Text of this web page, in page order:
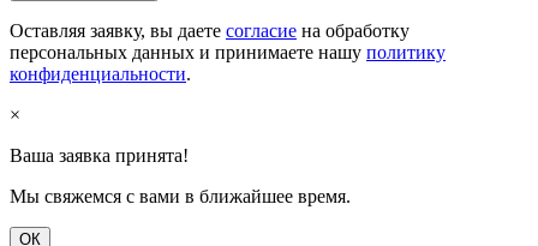
Оставляя заявку, вы даете согласие на обработку
персональных данных и принимаете нашу политику
конфиденциальности.
×
Ваша заявка принята!
Мы свяжемся с вами в ближайшее время.
ОК